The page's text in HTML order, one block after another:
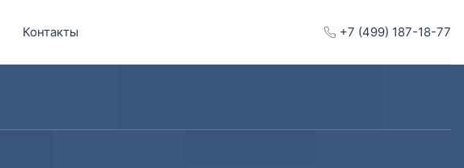
Контакты +7 (499) 187-18-77